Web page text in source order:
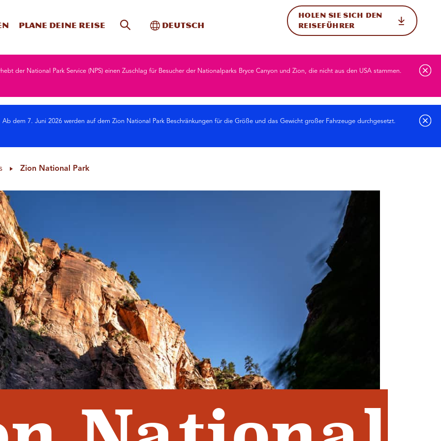
Plane deine Reise Website-Suche
Toggle International
Deutsch
HOLEN SIE SICH DEN
REISEFÜHRER
der National Park Service (NPS) einen Zuschlag für Besucher der Nationalparks Bryce Canyon und Zion, die nicht aus den USA stammen.
Ab dem 7. Juni 2026 werden auf dem Zion National Park Beschränkungen für die Größe und das Gewicht großer Fahrzeuge durchgesetzt.
Zion National Park